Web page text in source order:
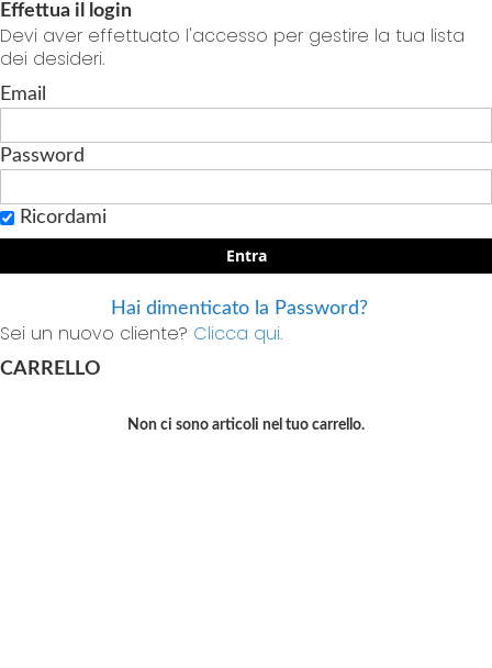
Effettua il login
Devi aver effettuato l'accesso per gestire la tua lista
dei desideri.
Email
Password
Ricordami
Entra
Hai dimenticato la Password?
Sei un nuovo cliente? Clicca qui.
CARRELLO
Non ci sono articoli nel tuo carrello.